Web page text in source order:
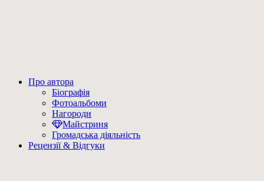
Про автора
Біографія
Фотоальбоми
Нагороди
Майстриня
Громадська діяльність
Рецензії & Відгуки